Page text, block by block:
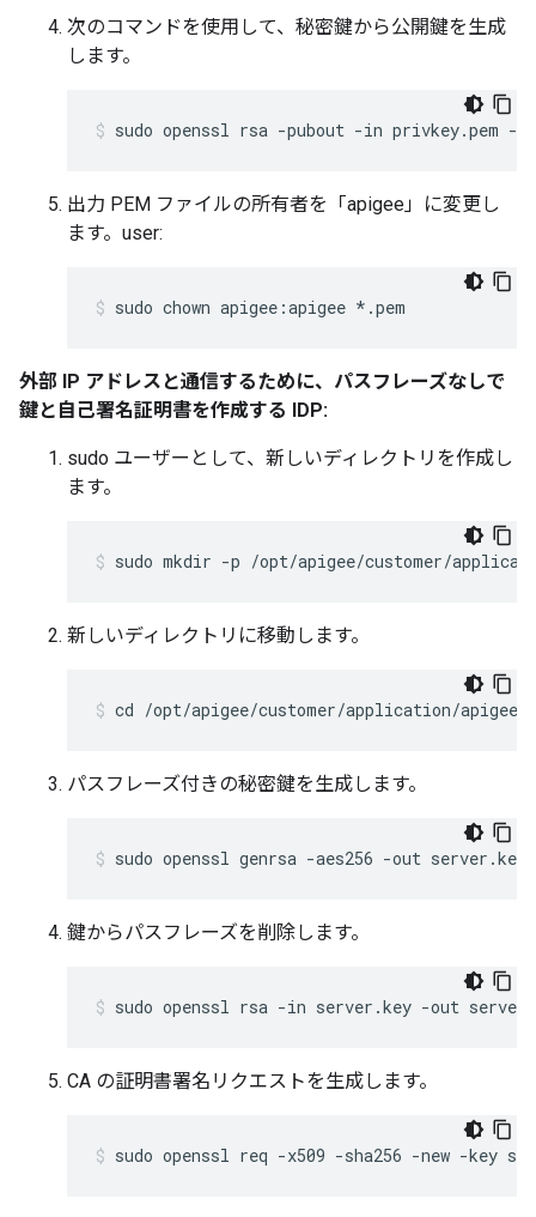
次のコマンドを使用して、秘密鍵から公開鍵を生成
します。
sudo openssl rsa -pubout -in privkey.pem -
出力 PEM ファイルの所有者を「apigee」に変更し
ます。user:
sudo chown apigee:apigee *.pem
外部 IP アドレスと通信するために、パスフレーズなしで
鍵と自己署名証明書を作成する IDP:
sudo ユーザーとして、新しいディレクトリを作成し
ます。
sudo mkdir -p /opt/apigee/customer/
新しいディレクトリに移動します。
cd /opt/apigee/customer/application/apigee-
パスフレーズ付きの秘密鍵を生成します。
sudo openssl genrsa -aes256 -out server.key
鍵からパスフレーズを削除します。
sudo openssl rsa -in server.key -out
CA の証明書署名リクエストを生成します。
sudo openssl req -x509 -sha256 -new -key